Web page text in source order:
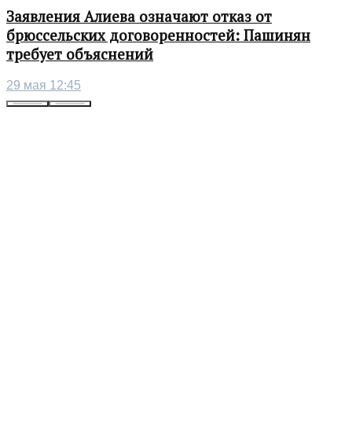
Заявления Алиева означают отказ от
брюссельских договоренностей: Пашинян
требует объяснений
29 мая 12:45